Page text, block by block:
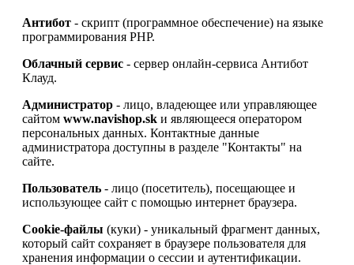
Антибот - скрипт (программное обеспечение) на языке
программирования PHP.
Облачный сервис - сервер онлайн-сервиса Антибот
Клауд.
Администратор - лицо, владеющее или управляющее
сайтом www.navishop.sk и являющееся оператором
персональных данных. Контактные данные
администратора доступны в разделе "Контакты" на
сайте.
Пользователь - лицо (посетитель), посещающее и
использующее сайт с помощью интернет браузера.
Cookie-файлы (куки) - уникальный фрагмент данных,
который сайт сохраняет в браузере пользователя для
хранения информации о сессии и аутентификации.